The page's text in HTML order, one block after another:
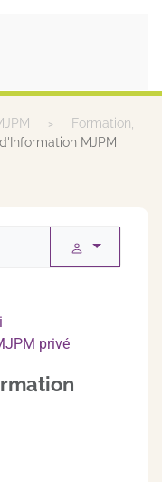
Formation,
MJPM
privé